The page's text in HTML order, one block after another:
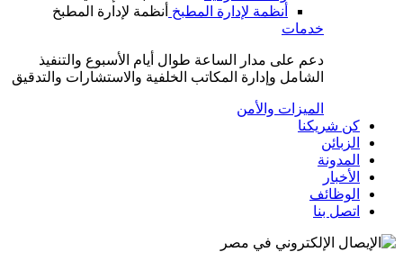
أنظمة لإدارة المطبخ أنظمة لإدارة المطبخ
خدمات
دعم على مدار الساعة طوال أيام الأسبوع والتنفيذ
الشامل وإدارة المكاتب الخلفية والاستشارات والتدقيق
الميزات والأمن
كن شريكنا
الزبائن
المدونة
الأخبار
الوظائف
اتصل بنا